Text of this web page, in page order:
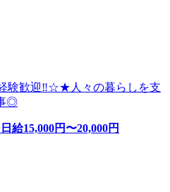
験歓迎‼☆★人々の暮らしを支
◎
日給15,000円〜20,000円